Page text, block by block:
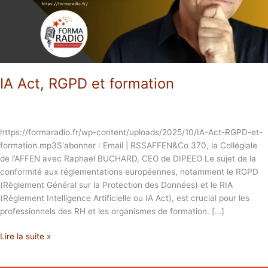
IA Act, RGPD et formation
https://formaradio.fr/wp-content/uploads/2025/10/IA-Act-RGPD-et-
formation.mp3S'abonner : Email | RSSAFFEN&Co 370, la Collégiale
de l’AFFEN avec Raphael BUCHARD, CEO de DIPEEO Le sujet de la
conformité aux réglementations européennes, notamment le RGPD
(Règlement Général sur la Protection des Données) et le RIA
(Règlement Intelligence Artificielle ou IA Act), est crucial pour les
professionnels des RH et les organismes de formation. […]
Lire la suite »